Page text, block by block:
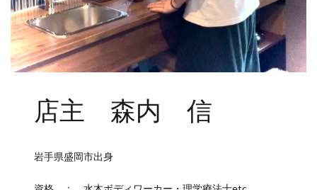
店主 森内 信
岩手県盛岡市出身